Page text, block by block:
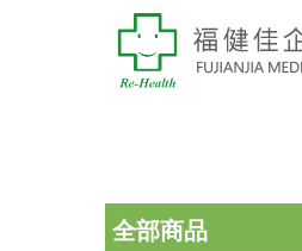
全部商品